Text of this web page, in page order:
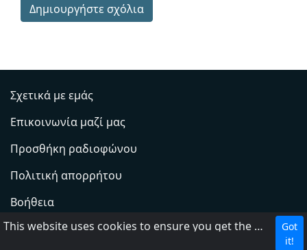
Δημιουργήστε σχόλια
Σχετικά με εμάς
Επικοινωνία μαζί μας
Προσθήκη ραδιοφώνου
Πολιτική απορρήτου
Βοήθεια
DMCA
This website uses cookies to ensure you get the best experience on our website.
Got
it!